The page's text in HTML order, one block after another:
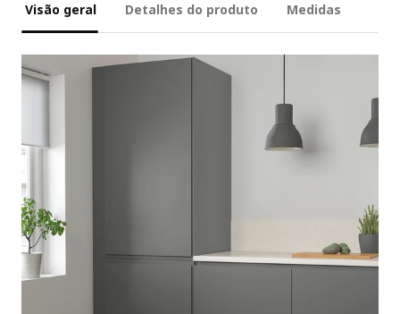
Visão geral Detalhes do produto Medidas